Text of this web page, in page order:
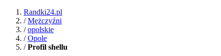
Randki24.pl
/Mężczyźni
/opolskie
/Opole
/Profil shellu